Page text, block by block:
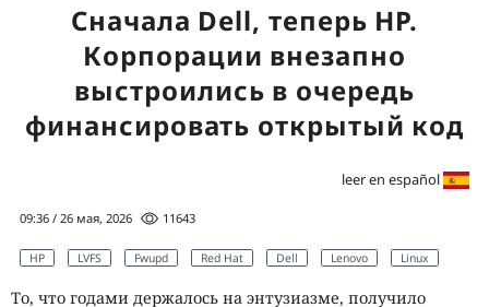
Сначала Dell, теперь HP.
Корпорации внезапно
выстроились в очередь
финансировать открытый код
leer en español
09:36 / 26 мая, 2026 11643
HP LVFS Fwupd Red Hat Dell Lenovo Linux
То, что годами держалось на энтузиазме, получило